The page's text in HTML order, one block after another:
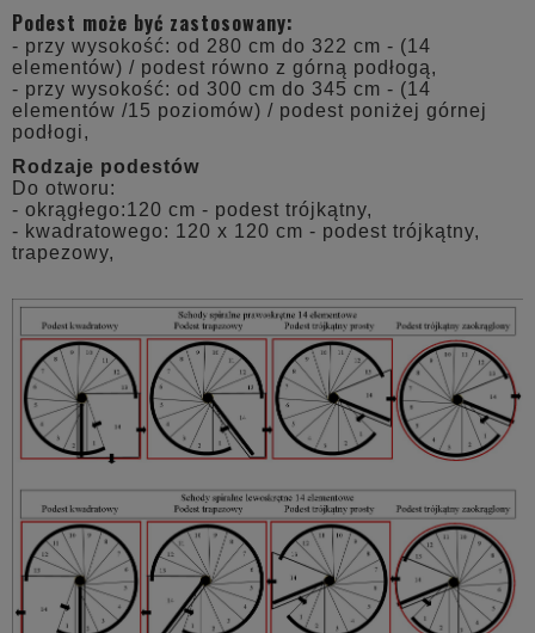
Podest może być zastosowany:
- przy wysokość: od 280 cm do 322 cm - (14
elementów) / podest równo z górną podłogą,
- przy wysokość: od 300 cm do 345 cm - (14
elementów /15 poziomów) / podest poniżej górnej
podłogi,
Rodzaje podestów
Do otworu:
- okrągłego:120 cm - podest trójkątny,
- kwadratowego: 120 x 120 cm - podest trójkątny,
trapezowy,